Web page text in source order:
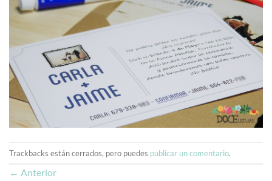
Trackbacks están cerrados, pero puedes publicar un comentario.
← Anterior